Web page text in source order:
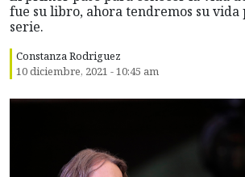
fue su libro, ahora tendremos su vida
serie.
Constanza Rodriguez
10 diciembre, 2021 - 10:45 am